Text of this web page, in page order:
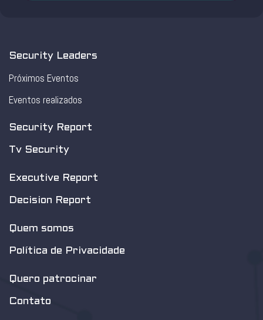
Security Leaders
Próximos Eventos
Eventos realizados
Security Report
Tv Security
Executive Report
Decision Report
Quem somos
Política de Privacidade
Quero patrocinar
Contato